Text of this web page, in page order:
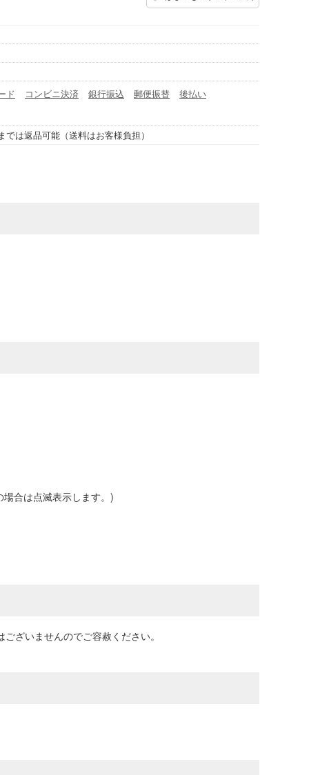
ド コンビニ決済 銀行振込 郵便振替
後払い
では返品可能（送料はお客様負担）
合は点滅表示します。)
ざいませんのでご容赦ください。